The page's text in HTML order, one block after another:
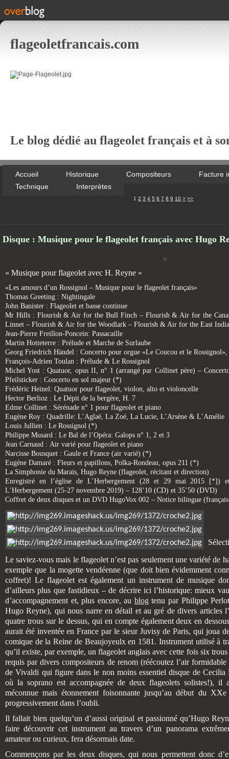
flageoletfrancais.com
Le blog dédié au flageolet français et à
Accueil Historique Compositeurs
Facture
Technique
Interprètes
1 2 3 4 5 6 7 8 9 10 20
30
40
50
> >>
Disque : Musique pour le flageolet français avec Hugo
« Musique pour flageolet avec H. Reyne »
«Les amours d’un Rossignol – Musique pour le flageolet français»
Thomas Greeting : Nightingale
John Banister : Flageolet et basse continue
Mr Hills : Flourish & Air for the Bull Finch – Flourish & Air for the
Linnet – Flourish & Air for the Woodlark – Flourish & Air for the East
Jean-Pierre Freillon-Poncein: Passacaille
Martin Hotteterre : Prélude et Marche de Surlaube
Georg Friedrich Händel : Concerto pour orgue «Le Coucou et le
François-Adrien Toulan : Prélude & Le Rossignol
Michel Yost : Quatuor, opus II, n° 1 (arrangé par Collinet père) –
Pfeilsticker : Concerto en sol majeur (*)
Frédéric Heinel: Quatuor pour flageolet, violon, alto et violoncelle
Hector Berlioz : Le Dépit de la bergère, H. 7
Edme Collinet : Sérénade n° 1 pour flageolet et piano
Eugène Roy : Quadrille: L’Aglaë, La Zoé, La Lucie, L’Arsène & L’Amélie
Louis Jullien : Le Rossignol (*)
Philippe Musard : Le Bal de l’Opéra: Galops n° 1, 2 et 3
Jean Carnaud : Air varié pour flageolet et piano
Narcisse Bousquet : Gaule et France (air varié) (*)
Eugène Damaré : Fleurs et papillons, Polka-Rondeau, opus 211 (*)
La Simphonie du Marais, Hugo Reyne (flageolet, récitant et direction)
Enregistré en l’église de L’Herbergement (28 et 29 mai 2015 [*])
L’Herbergement (25-27 novembre 2019) – 128’10 (CD) et 35’50 (DVD)
Coffret de deux disques et un DVD HugoVox 002 – Notice bilingue
Le saviez-vous mais le flageolet n’est pas seulement une variété de
exemple que la mogette vendéenne (que doit bien évidemment
coffret)! Le flageolet est également un instrument de musique
d’ailleurs plus que fastidieux – de décrire ici l’historique: mieux
d’accompagnement et, plus encore, au blogtenu par Philippe
Hugo Reyne), qui nous narre en détail et au gré de divers articles
quatre trous sur le dessus, qui en compte également deux en
aurait été inventée en France par le sieur Juvisy de Paris, qui joua
comique de la Reine de Beaujoyeulx en 1581. Instrument utilisé à
qu’il existe, par exemple, un flageolet anglais avec cette fois six
requis par divers compositeurs de renom (réécoutez l’air
de Vivaldi qui figure dans le non moins essentiel disque de
où la soprano est accompagnée de deux flageolets solistes!), il
méconnue mais étonnement foisonnante jusqu’au début du
progressivement dans l’oubli.
Il fallait bien quelqu’un d’aussi original et passionné qu’Hugo
faire découvrir cet instrument au travers d’un panorama
amateur ou curieux, fera désormais date.
Commençons par les deux disques, qui nous permettent donc